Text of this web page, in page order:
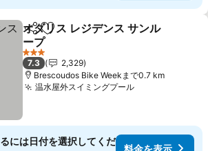
シェアお気に入りに追加
オダリス レジデンス サンル
ープ
3 ホテルのランク
7.3
2,329
Brescoudos Bike Weekまで0.7 km
温水屋外スイミングプール
には日付を選択してくだ
料金を表示